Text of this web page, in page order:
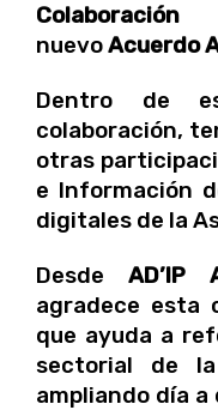
Colaboración
nuevoAcuerdo
Dentro de
colaboración,
otras
e Información
digitales de la
Desde AD’IP
agradece esta
que ayuda a
sectorial de
ampliando día a